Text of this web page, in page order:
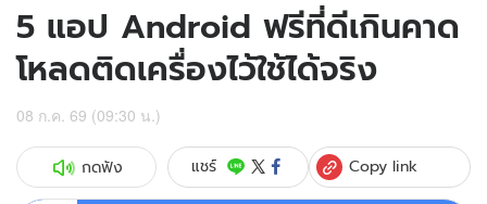
5 แอป Android ฟรีที่ดีเกินคาด
โหลดติดเครื่องไว้ใช้ได้จริง
08 ก.ค. 69 (09:30 น.)
กดฟัง แชร์ Copy link